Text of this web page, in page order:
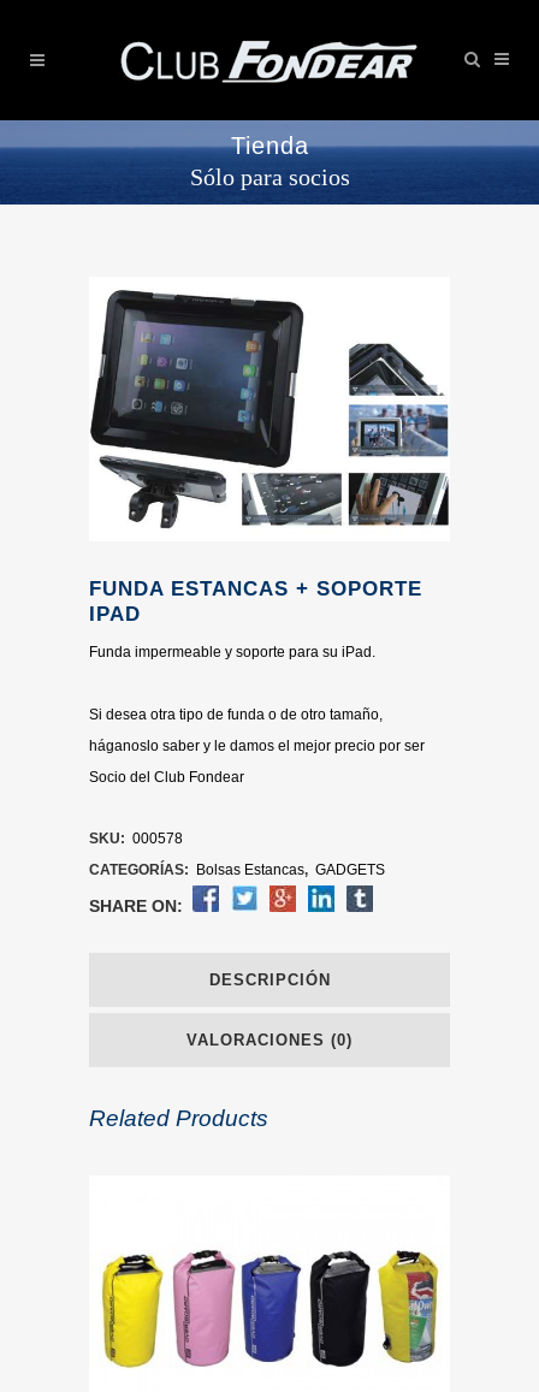
Tienda
Sólo para socios
FUNDA ESTANCAS + SOPORTE
IPAD
Funda impermeable y soporte para su iPad.
Si desea otra tipo de funda o de otro tamaño,
háganoslo saber y le damos el mejor precio por ser
Socio del Club Fondear
SKU: 000578
CATEGORÍAS:
Bolsas Estancas, GADGETS
SHARE ON:
DESCRIPCIÓN
VALORACIONES (0)
Related Products